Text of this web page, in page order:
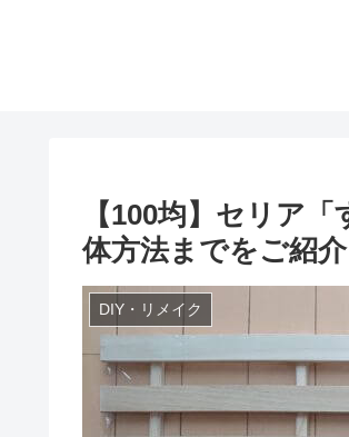
【100均】セリア
体方法までをご紹介
DIY・リメイク